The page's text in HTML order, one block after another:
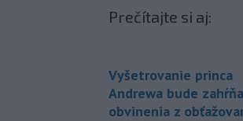
Prečítajte si aj:
Vyšetrovanie princa
Andrewa bude
obvinenia z